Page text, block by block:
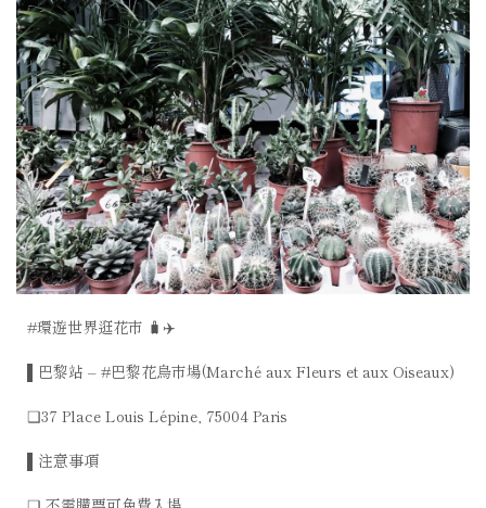
#環遊世界逛花市 🧳✈️
▌巴黎站 – #巴黎花鳥市場(Marché aux Fleurs et aux Oiseaux)
❑37 Place Louis Lépine, 75004 Paris
▌注意事項